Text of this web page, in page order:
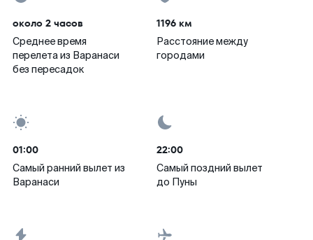
около 2 часов
Среднее время
перелета из Варанаси
без пересадок
1196 км
Расстояние между
городами
01:00
Самый ранний вылет из
Варанаси
22:00
Самый поздний вылет
до Пуны